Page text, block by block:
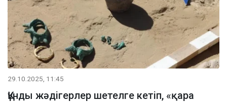
29.10.2025, 11:45
Құнды жәдігерлер шетелге кетіп, «қара